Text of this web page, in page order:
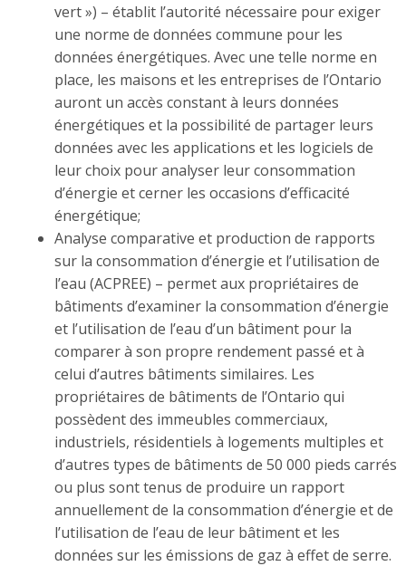
vert ») – établit l’autorité nécessaire pour exiger
une norme de données commune pour les
données énergétiques. Avec une telle norme en
place, les maisons et les entreprises de l’Ontario
auront un accès constant à leurs données
énergétiques et la possibilité de partager leurs
données avec les applications et les logiciels de
leur choix pour analyser leur consommation
d’énergie et cerner les occasions d’efficacité
énergétique;
Analyse comparative et production de rapports
sur la consommation d’énergie et l’utilisation de
l’eau (ACPREE) – permet aux propriétaires de
bâtiments d’examiner la consommation d’énergie
et l’utilisation de l’eau d’un bâtiment pour la
comparer à son propre rendement passé et à
celui d’autres bâtiments similaires. Les
propriétaires de bâtiments de l’Ontario qui
possèdent des immeubles commerciaux,
industriels, résidentiels à logements multiples et
d’autres types de bâtiments de 50 000 pieds carrés
ou plus sont tenus de produire un rapport
annuellement de la consommation d’énergie et de
l’utilisation de l’eau de leur bâtiment et les
données sur les émissions de gaz à effet de serre.